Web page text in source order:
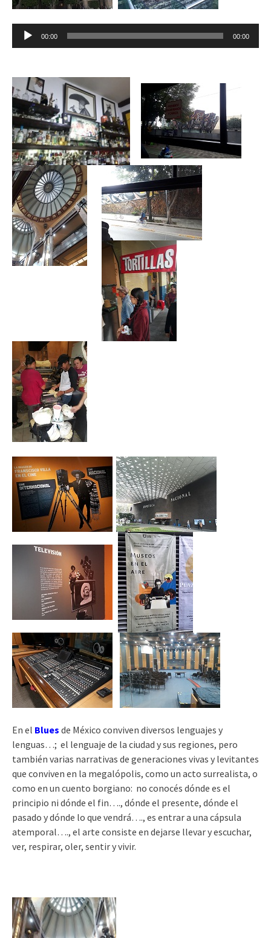
Reproductor
00:00 00:00
En el Blues de México conviven diversos lenguajes y
lenguas…; el lenguaje de la ciudad y sus regiones, pero
también varias narrativas de generaciones vivas y levitantes
que conviven en la megalópolis, como un acto surrealista, o
como en un cuento borgiano: no conocés dónde es el
principio ni dónde el fin…., dónde el presente, dónde el
pasado y dónde lo que vendrá…., es entrar a una cápsula
atemporal…., el arte consiste en dejarse llevar y escuchar,
ver, respirar, oler, sentir y vivir.